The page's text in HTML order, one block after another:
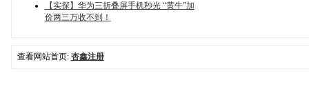
【实探】华为三折叠屏手机秒光 “黄牛”加
价两三万收不到！
查看网站首页: 杏鑫注册